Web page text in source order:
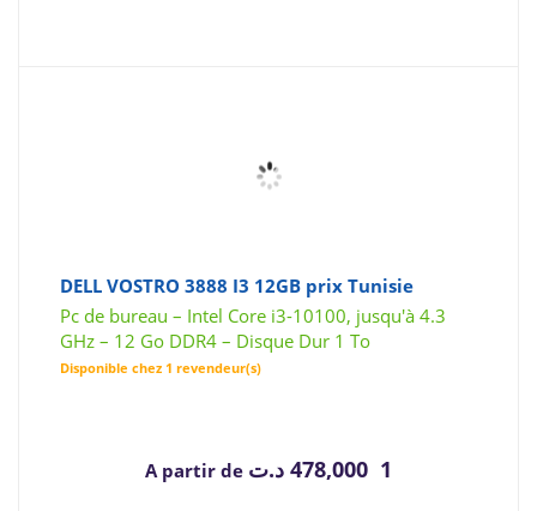
DELL VOSTRO 3888 I3 12GB prix Tunisie
Pc de bureau – Intel Core i3-10100, jusqu'à 4.3
GHz – 12 Go DDR4 – Disque Dur 1 To
Disponible chez 1 revendeur(s)
A partir de 1 478,000 د.ت